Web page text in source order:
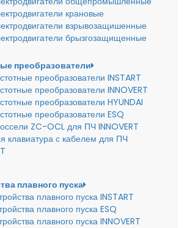
крановые
взрывозащишенные
брызгозащищенные
преобразователи
преобразователи INSTART
преобразователи INNOVERT
преобразователи HYUNDAI
преобразователи ESQ
ZC-OCL для ПЧ INNOVERT
клавиатура с кабелем для ПЧ
плавного пуска
плавного пуска INSTART
плавного пуска ESQ
плавного пуска INNOVERT